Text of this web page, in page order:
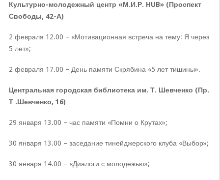
Культурно-молодежный центр «М.И.Р. HUB» (Проспект
Свободы, 42-А)
2 февраля 12.00 – «Мотивационная встреча на тему: Я через
5 лет»;
2 февраля 17.00 – День памяти Скрябина «5 лет тишины».
Центральная городская библиотека им. Т. Шевченко (Пр.
Т .Шевченко, 16)
29 января 13.00 – час памяти «Помни о Крутах»;
30 января 13.00 – заседание тинейджерского клуба «Выбор»;
30 января 14.00 – «Диалоги с молодежью»;